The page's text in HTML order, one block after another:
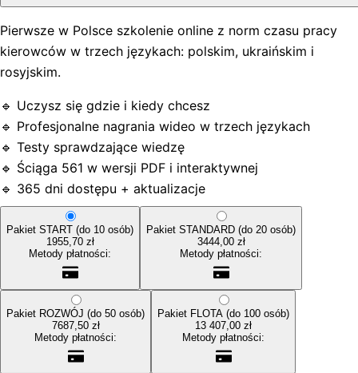
Pierwsze w Polsce szkolenie online z norm czasu pracy
kierowców w trzech językach: polskim, ukraińskim i
rosyjskim.
🔹 Uczysz się gdzie i kiedy chcesz
🔹 Profesjonalne nagrania wideo w trzech językach
🔹 Testy sprawdzające wiedzę
🔹 Ściąga 561 w wersji PDF i interaktywnej
🔹 365 dni dostępu + aktualizacje
Pakiet START (do 10 osób)
1955,70 zł
Metody płatności:
Pakiet STANDARD (do 20 osób)
3444,00 zł
Metody płatności:
Pakiet ROZWÓJ (do 50 osób)
7687,50 zł
Metody płatności:
Pakiet FLOTA (do 100 osób)
13 407,00 zł
Metody płatności: